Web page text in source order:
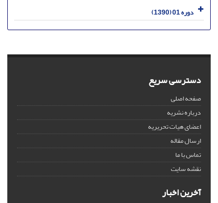
دوره 01 (1390)
دسترسی سریع
صفحه اصلی
درباره نشریه
اعضای هیات تحریریه
ارسال مقاله
تماس با ما
نقشه سایت
آخرین اخبار